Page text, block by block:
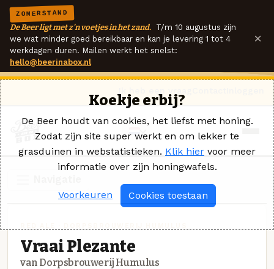
ZOMERSTAND
De Beer ligt met z'n voetjes in het zand. T/m 10 augustus zijn
we wat minder goed bereikbaar en kan je levering 1 tot 4
werkdagen duren. Mailen werkt het snelst:
hello@beerinabox.nl
×
Vraai Plezante
van Dorpsbrouwerij Humulus
Koekje erbij?
De Beer houdt van cookies, het liefst met honing.
Zodat zijn site super werkt en om lekker te
grasduinen in webstatistieken. Klik hier voor meer
informatie over zijn honingwafels.
Voorkeuren Cookies toestaan